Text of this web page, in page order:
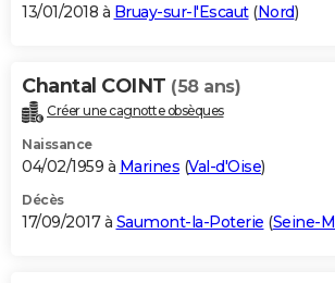
13/01/2018 à Bruay-sur-l'Escaut(Nord)
Chantal COINT (58 ans)
Créer une cagnotte obsèques
Naissance
04/02/1959 à Marines (Val-d'Oise)
Décès
17/09/2017 à Saumont-la-Poterie (Seine-